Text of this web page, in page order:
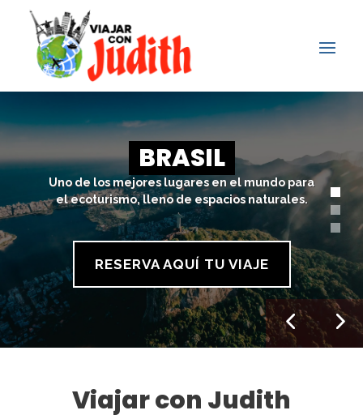
BRASIL
Uno de los mejores lugares en el mundo para
el ecoturismo, lleno de espacios naturales.
RESERVA AQUÍ TU VIAJE
Viajar con Judith